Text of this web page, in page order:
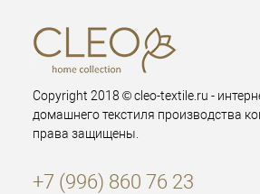
Copyright 2018 © cleo-textile.ru -
домашнего текстиля производства
права защищены.
+7 (996) 860 76 23